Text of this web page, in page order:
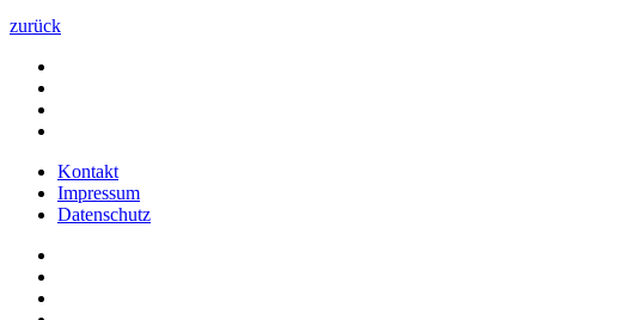
zurück
Kontakt
Impressum
Datenschutz